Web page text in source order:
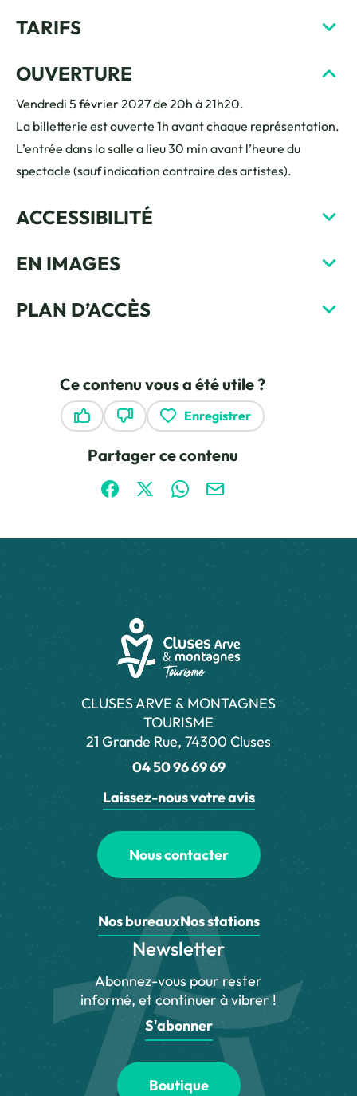
TARIFS
OUVERTURE
Vendredi 5 février 2027 de 20h à 21h20.
La billetterie est ouverte 1h avant chaque représentation.
L’entrée dans la salle a lieu 30 min avant l’heure du
spectacle (sauf indication contraire des artistes).
ACCESSIBILITÉ
EN IMAGES
PLAN D’ACCÈS
Ce contenu vous a été utile ?
Enregistrer
Partager ce contenu
Partager sur Facebook (nouvelle fenêtre)
Partager sur X / Twitter (nouvelle
Partager sur WhatsApp
Partager par mail
CLUSES ARVE & MONTAGNES
TOURISME
21 Grande Rue, 74300 Cluses
04 50 96 69 69
Laissez-nous votre avis
Nous contacter
Nos bureauxNos stations
Newsletter
Abonnez-vous pour rester
informé, et continuer à vibrer !
S'abonner
Boutique